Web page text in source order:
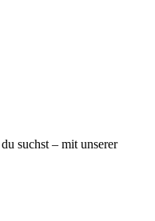
suchst – mit unserer